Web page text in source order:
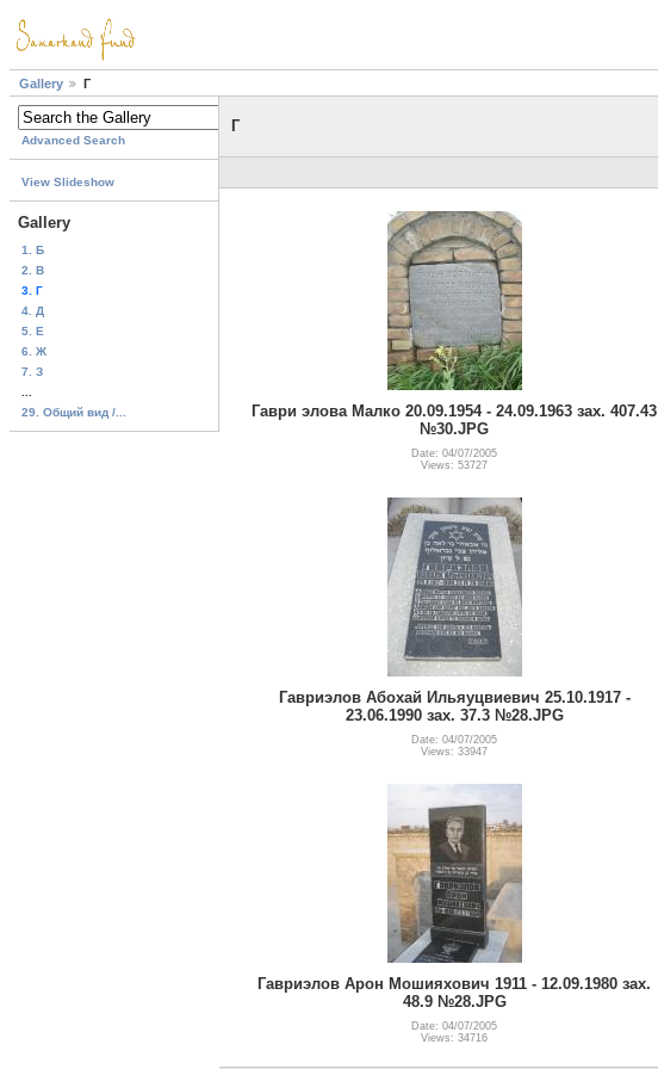
Gallery Г
Advanced Search
View Slideshow
Gallery
1. Б
2. В
3. Г
4. Д
5. Е
6. Ж
7. З
29. Общий вид /...
Г
Гаври элова Малко 20.09.1954 - 24.09.1963 зах. 407.43
№30.JPG
Date: 04/07/2005
Views: 53727
Гавриэлов Абохай Ильяуцвиевич 25.10.1917 -
23.06.1990 зах. 37.3 №28.JPG
Date: 04/07/2005
Views: 33947
Гавриэлов Арон Мошияхович 1911 - 12.09.1980 зах.
48.9 №28.JPG
Date: 04/07/2005
Views: 34716